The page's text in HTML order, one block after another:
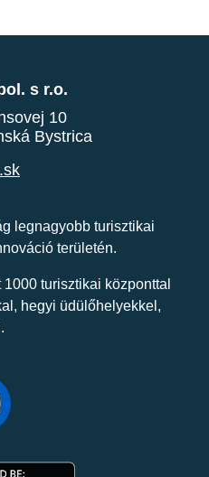
s r.o.
10
Bystrica
legnagyobb turisztikai
területén.
turisztikai központtal
hegyi üdülőhelyekkel,